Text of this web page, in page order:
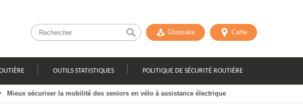
Glossaire Carte
OUTILS STATISTIQUES POLITIQUE DE SÉCURITÉ ROUTIÈRE
Mieux sécuriser la mobilité des seniors en vélo à assistance électrique